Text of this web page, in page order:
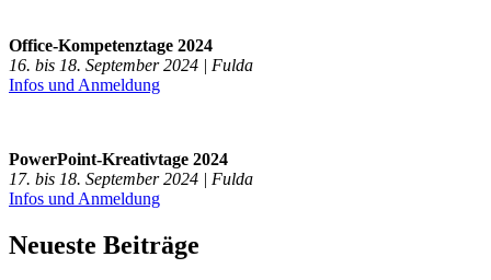
Office-Kompetenztage 2024
16. bis 18. September 2024 | Fulda
Infos und Anmeldung
PowerPoint-Kreativtage 2024
17. bis 18. September 2024 | Fulda
Infos und Anmeldung
Neueste Beiträge